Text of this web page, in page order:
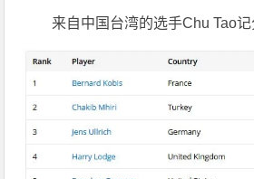
来自中国台湾的选手Chu Tao记